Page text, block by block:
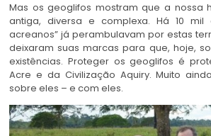
Mas os geoglifos mostram que a nossa
antiga, diversa e complexa. Há 10 mil
acreanos” já perambulavam por estas
deixaram suas marcas para que, hoje,
existências. Proteger os geoglifos é
Acre e da Civilização Aquiry. Muito
sobre eles – e com eles.